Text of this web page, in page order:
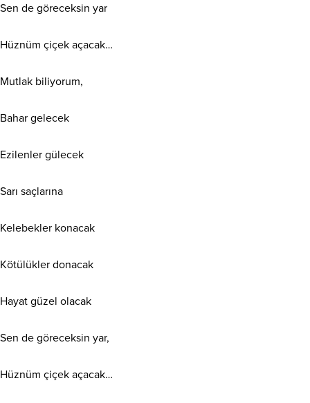
Sen de göreceksin yar
Hüznüm çiçek açacak…
Mutlak biliyorum,
Bahar gelecek
Ezilenler gülecek
Sarı saçlarına
Kelebekler konacak
Kötülükler donacak
Hayat güzel olacak
Sen de göreceksin yar,
Hüznüm çiçek açacak…